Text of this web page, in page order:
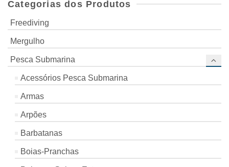
Categorias dos Produtos
Freediving
Mergulho
Pesca Submarina
Acessórios Pesca Submarina
Armas
Arpões
Barbatanas
Boias-Pranchas